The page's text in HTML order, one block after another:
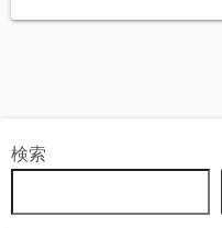
検索